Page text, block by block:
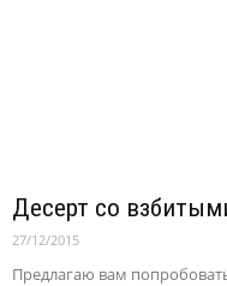
Десерт со
27/12/2015
Предлагаю вам